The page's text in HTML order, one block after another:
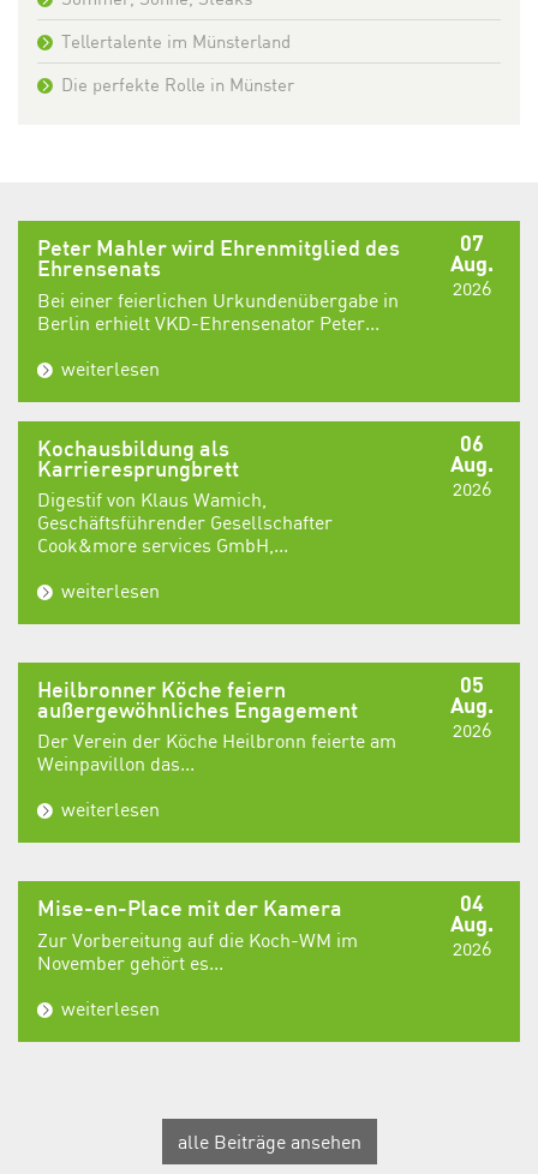
Tellertalente im Münsterland
Die perfekte Rolle in Münster
07
Aug.
2026
Peter Mahler wird Ehrenmitglied des
Ehrensenats
Bei einer feierlichen Urkundenübergabe in
Berlin erhielt VKD-Ehrensenator Peter...
weiterlesen
06
Aug.
2026
Kochausbildung als
Karrieresprungbrett
Digestif von Klaus Wamich,
Geschäftsführender Gesellschafter
Cook&more services GmbH,...
weiterlesen
05
Aug.
2026
Heilbronner Köche feiern
außergewöhnliches Engagement
Der Verein der Köche Heilbronn feierte am
Weinpavillon das...
weiterlesen
04
Aug.
2026
Mise-en-Place mit der Kamera
Zur Vorbereitung auf die Koch-WM im
November gehört es...
weiterlesen
alle Beiträge ansehen